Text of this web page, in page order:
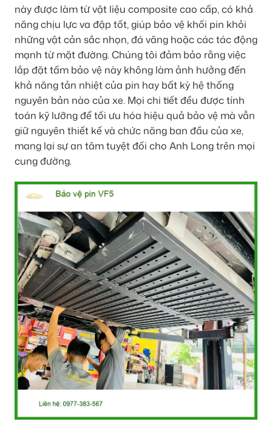
này được làm từ vật liệu composite cao cấp, có khả
năng chịu lực va đập tốt, giúp bảo vệ khối pin khỏi
những vật cản sắc nhọn, đá văng hoặc các tác động
mạnh từ mặt đường. Chúng tôi đảm bảo rằng việc
lắp đặt tấm bảo vệ này không làm ảnh hưởng đến
khả năng tản nhiệt của pin hay bất kỳ hệ thống
nguyên bản nào của xe. Mọi chi tiết đều được tính
toán kỹ lưỡng để tối ưu hóa hiệu quả bảo vệ mà vẫn
giữ nguyên thiết kế và chức năng ban đầu của xe,
mang lại sự an tâm tuyệt đối cho Anh Long trên mọi
cung đường.